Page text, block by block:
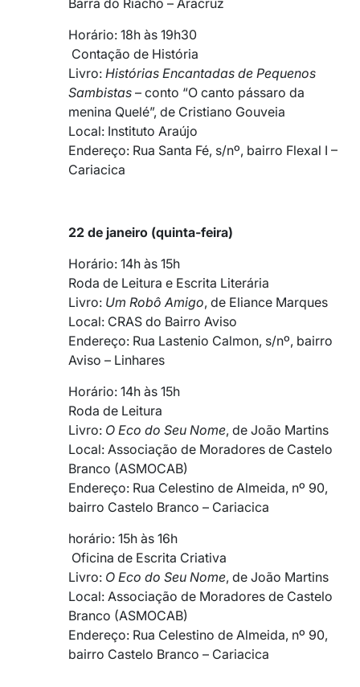
Horário: 18h às 19h30
Contação de História
Livro: Histórias Encantadas de Pequenos
Sambistas – conto “O canto pássaro da
menina Quelé”, de Cristiano Gouveia
Local: Instituto Araújo
Endereço: Rua Santa Fé, s/nº, bairro Flexal I –
Cariacica
22 de janeiro (quinta-feira)
Horário: 14h às 15h
Roda de Leitura e Escrita Literária
Livro: Um Robô Amigo, de Eliance Marques
Local: CRAS do Bairro Aviso
Endereço: Rua Lastenio Calmon, s/nº, bairro
Aviso – Linhares
Horário: 14h às 15h
Roda de Leitura
Livro: O Eco do Seu Nome, de João Martins
Local: Associação de Moradores de Castelo
Branco (ASMOCAB)
Endereço: Rua Celestino de Almeida, nº 90,
bairro Castelo Branco – Cariacica
horário: 15h às 16h
Oficina de Escrita Criativa
Livro: O Eco do Seu Nome, de João Martins
Local: Associação de Moradores de Castelo
Branco (ASMOCAB)
Endereço: Rua Celestino de Almeida, nº 90,
bairro Castelo Branco – Cariacica